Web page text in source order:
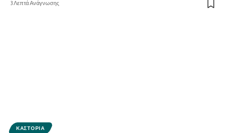
3 Λεπτά Ανάγνωσης
ΚΑΣΤΟΡΙΆ